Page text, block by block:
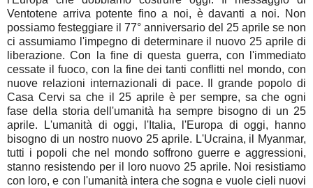
Ventotene arriva potente fino a noi, è davanti a noi. Non
possiamo festeggiare il 77° anniversario del 25 aprile se non
ci assumiamo l'impegno di determinare il nuovo 25 aprile di
liberazione. Con la fine di questa guerra, con l'immediato
cessate il fuoco, con la fine dei tanti conflitti nel mondo, con
nuove relazioni internazionali di pace. Il grande popolo di
Casa Cervi sa che il 25 aprile è per sempre, sa che ogni
fase della storia dell'umanità ha sempre bisogno di un 25
aprile. L'umanità di oggi, l'Italia, l'Europa di oggi, hanno
bisogno di un nostro nuovo 25 aprile. L'Ucraina, il Myanmar,
tutti i popoli che nel mondo soffrono guerre e aggressioni,
stanno resistendo per il loro nuovo 25 aprile. Noi resistiamo
con loro, e con l'umanità intera che sogna e vuole cieli nuovi